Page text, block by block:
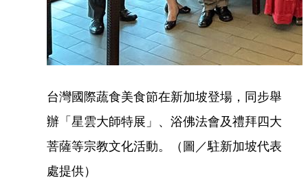
台灣國際蔬食美食節在新加坡登場，同步舉
辦「星雲大師特展」、浴佛法會及禮拜四大
菩薩等宗教文化活動。（圖／駐新加坡代表
處提供）